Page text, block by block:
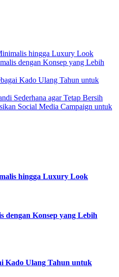
hingga Luxury Look
dengan Konsep yang Lebih
Kado Ulang Tahun untuk
Sederhana agar Tetap Bersih
Social Media Campaign untuk
hingga Luxury Look
dengan Konsep yang Lebih
Kado Ulang Tahun untuk